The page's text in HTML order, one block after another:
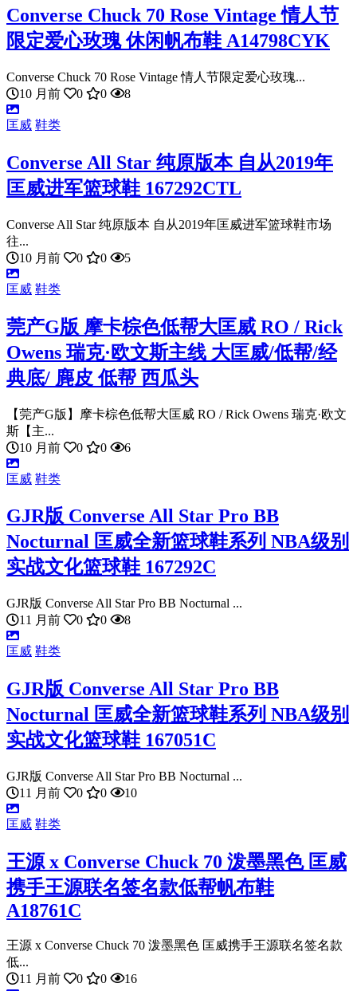
Converse Chuck 70 Rose Vintage 情人节
限定爱心玫瑰 休闲帆布鞋 A14798CYK
Converse Chuck 70 Rose Vintage 情人节限定爱心玫瑰...
10 月前
0 0 8
匡威 鞋类
Converse All Star 纯原版本 自从2019年
匡威进军篮球鞋 167292CTL
Converse All Star 纯原版本 自从2019年匡威进军篮球鞋市场
往...
10 月前
0 0 5
匡威 鞋类
莞产G版 摩卡棕色低帮大匡威 RO / Rick
Owens 瑞克·欧文斯主线 大匡威/低帮/经
典底/ 麂皮 低帮 西瓜头
【莞产G版】摩卡棕色低帮大匡威 RO / Rick Owens 瑞克·欧文
斯【主...
10 月前
0 0 6
匡威 鞋类
GJR版 Converse All Star Pro BB
Nocturnal 匡威全新篮球鞋系列 NBA级别
实战文化篮球鞋 167292C
GJR版 Converse All Star Pro BB Nocturnal ...
11 月前
0 0 8
匡威 鞋类
GJR版 Converse All Star Pro BB
Nocturnal 匡威全新篮球鞋系列 NBA级别
实战文化篮球鞋 167051C
GJR版 Converse All Star Pro BB Nocturnal ...
11 月前
0 0 10
匡威 鞋类
王源 x Converse Chuck 70 泼墨黑色 匡威
携手王源联名签名款低帮帆布鞋
A18761C
王源 x Converse Chuck 70 泼墨黑色 匡威携手王源联名签名款
低...
11 月前
0 0 16